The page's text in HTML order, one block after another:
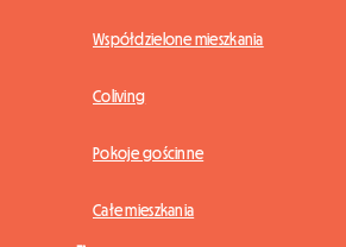
Współdzielone mieszkania
Coliving
Pokoje gościnne
Całe mieszkania